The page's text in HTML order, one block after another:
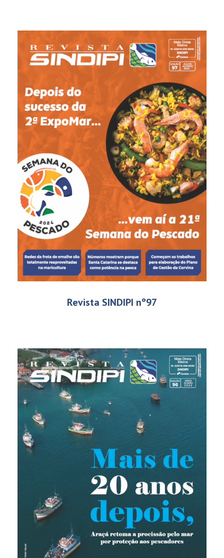
Revista SINDIPI nº97